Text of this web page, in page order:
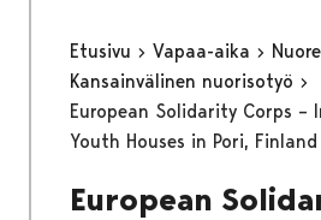
Etusivu Vapaa-aika
Kansainvälinen nuorisotyö
European Solidarity Corps –
Youth Houses in Pori, Finland
European